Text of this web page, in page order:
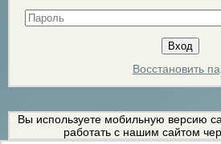
Восстановить
Вы используете мобильную версию
работать с нашим сайтом